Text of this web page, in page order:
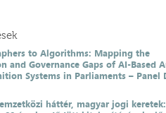
to Algorithms: Mapping the
and Governance Gaps of AI-Based
Systems in Parliaments – Panel
háttér, magyar jogi